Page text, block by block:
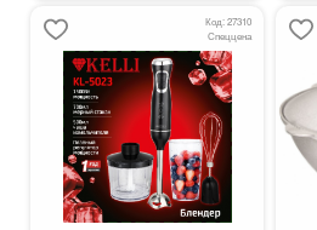
Код: 27310
Спеццена